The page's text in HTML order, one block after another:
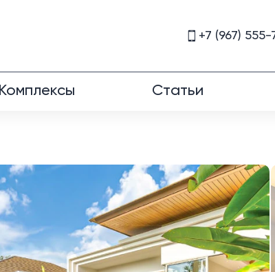
+7 (967) 555-
Комплексы Статьи